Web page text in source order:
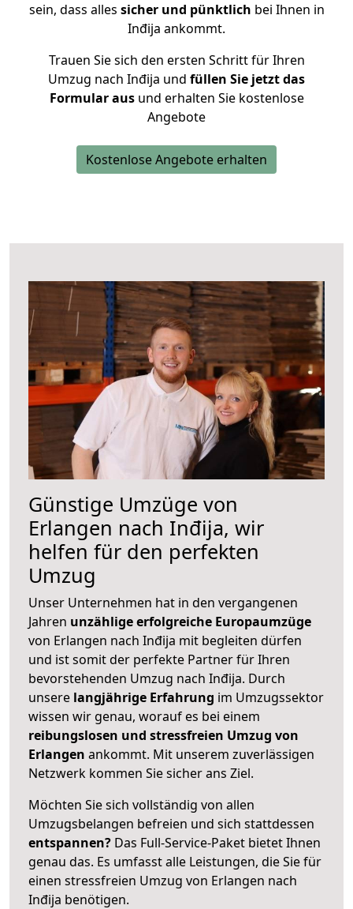
sein, dass alles sicher und pünktlich bei Ihnen in
Inđija ankommt.
Trauen Sie sich den ersten Schritt für Ihren
Umzug nach Inđija und füllen Sie jetzt das
Formular ausund erhalten Sie kostenlose
Angebote
Kostenlose Angebote erhalten
Günstige Umzüge von
Erlangen nach Inđija, wir
helfen für den perfekten
Umzug
Unser Unternehmen hat in den vergangenen
Jahren unzählige erfolgreiche Europaumzüge
von Erlangen nach Inđija mit begleiten dürfen
und ist somit der perfekte Partner für Ihren
bevorstehenden Umzug nach Inđija. Durch
unsere langjährige Erfahrung im Umzugssektor
wissen wir genau, worauf es bei einem
reibungslosen und stressfreien Umzug von
Erlangen ankommt. Mit unserem zuverlässigen
Netzwerk kommen Sie sicher ans Ziel.
Möchten Sie sich vollständig von allen
Umzugsbelangen befreien und sich stattdessen
entspannen? Das Full-Service-Paket bietet Ihnen
genau das. Es umfasst alle Leistungen, die Sie für
einen stressfreien Umzug von Erlangen nach
Inđija benötigen.